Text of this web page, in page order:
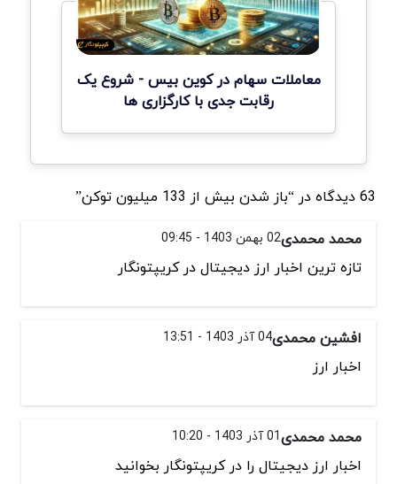
معاملات سهام در کوین بیس - شروع یک
رقابت جدی با کارگزاری ها
63 دیدگاه در “باز شدن بیش از 133 میلیون توکن”
محمد محمدی02 بهمن 1403 - 09:45
تازه ترین اخبار ارز دیجیتال در کریپتونگار
افشین محمدی04 آذر 1403 - 13:51
اخبار ارز
محمد محمدی01 آذر 1403 - 10:20
اخبار ارز دیجیتال را در کریپتونگار بخوانید